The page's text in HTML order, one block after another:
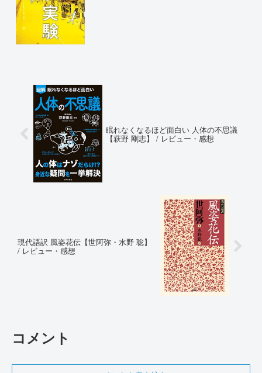
眠れなくなるほど面白い 人体の不思議
【萩野 剛志】 / レビュー・感想
現代語訳 風姿花伝【世阿弥・水野 聡】
/ レビュー・感想
コメント